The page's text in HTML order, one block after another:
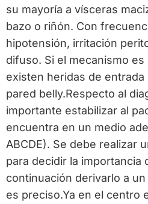
su mayoría a vísceras
bazo o riñón. Con
hipotensión, irritación
difuso. Si el mecanismo
existen heridas de
pared belly.Respecto al
importante estabilizar al
encuentra en un medio
ABCDE). Se debe realizar
para decidir la importancia
continuación derivarlo a
es preciso.Ya en el centro